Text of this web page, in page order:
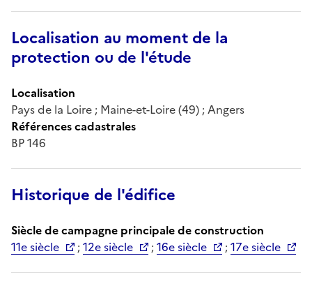
Localisation au moment de la
protection ou de l'étude
Localisation
Pays de la Loire ; Maine-et-Loire (49) ; Angers
Références cadastrales
BP 146
Historique de l'édifice
Siècle de campagne principale de construction
11e siècle
;12e siècle ;16e siècle ;17e siècle